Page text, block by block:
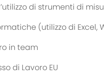
di strumenti di
(utilizzo di Excel,
in team
di Lavoro EU